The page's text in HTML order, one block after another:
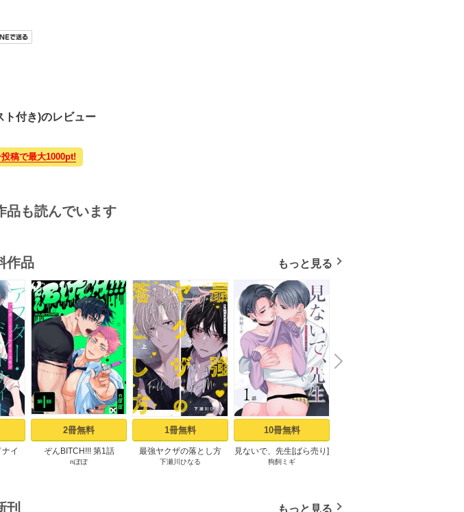
ト付き)のレビュー
稿で最大1000pt!
品も読んでいます
作品 もっと見る
イ
り］
2冊無料
ぞんBITCH!!! 第1話
nぽぽ
1冊無料
最強ヤクザの落とし方
【コミックシーモア限定
下瀬川ひなる
10冊無料
見ないで、先生[ばら売り]
第1話
狗飼ミギ
N
e
x
t
刊 もっと見る